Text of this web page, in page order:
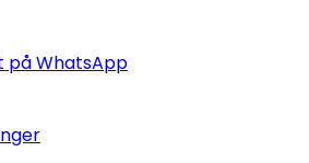
på WhatsApp